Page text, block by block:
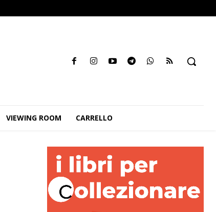
VIEWING ROOM CARRELLO